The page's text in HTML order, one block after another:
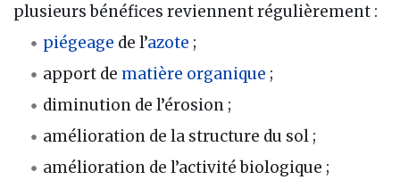
plusieurs bénéfices reviennent régulièrement :
piégeage de l’azote ;
apport de matière organique ;
diminution de l’érosion ;
amélioration de la structure du sol ;
amélioration de l’activité biologique ;